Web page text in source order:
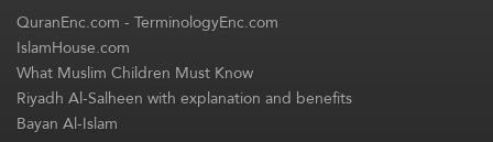
QuranEnc.com-TerminologyEnc.com
IslamHouse.com
What Muslim Children Must Know
Riyadh Al-Salheen with explanation and benefits
Bayan Al-Islam